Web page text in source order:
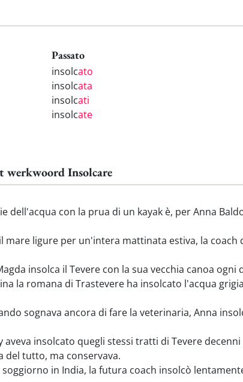
Passato
insolcato
insolcata
insolcati
insolcate
werkwoord Insolcare
dell'acqua con la prua di un kayak è, per Anna
mare ligure per un'intera mattinata estiva, la
insolca il Tevere con la sua vecchia canoa
la romana di Trastevere ha insolcato l'acqua
sognava ancora di fare la veterinaria, Anna
aveva insolcato quegli stessi tratti di Tevere
del tutto, ma conservava.
in India, la futura coach insolcò